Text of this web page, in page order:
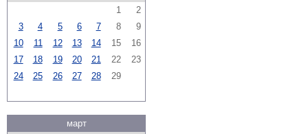
1
2
3
4 5 6 7 8
9
10
11 12 13 14 15
16
17
18 19 20 21 22
23
24
25 26 27 28 29
март